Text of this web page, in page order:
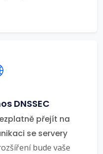
DNSSEC
přejít na
se servery
bude vaše